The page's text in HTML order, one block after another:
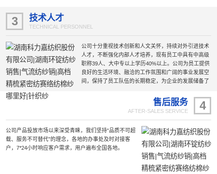
技术和设备，为生产的稳定性和产品质量的可靠性提供
了保障。
3 技术人才
TECHNICAL PERSONNEL
公司十分重视技术创新和人文关怀，持续对外引进技术
人才，不断强化内部人才培养，现有员工中具有中高级
职称39人、大中专以上学历40%以上。公司为员工提供
良好的生活环境、融洽的工作氛围和广阔的事业发展空
间，保持了员工队伍的长期稳定，为企业的发展储备了
4
售后服务
AFTER-SALES SERVICE
公司产品投放市场以来深受青睐，我们坚持“品质不可超
载、服务不可替代”的理念，各地的办事处及时对接客
户，7*24小时响应客户需求，用户遍布全国各地。